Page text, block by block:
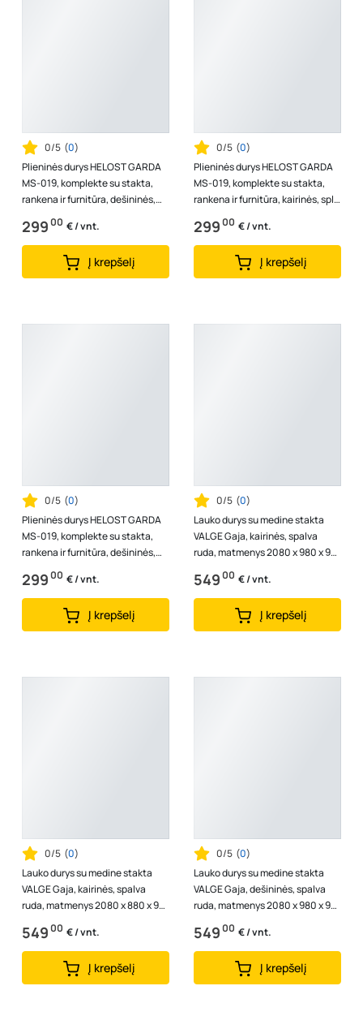
0/5 (0)
Plieninės durys HELOST GARDA
MS-019, komplekte su stakta,
rankena ir furnitūra, dešininės,
spl. pilka antracito/ ąžuolas...
29900 € / vnt.
Į krepšelį
0/5 (0)
Plieninės durys HELOST GARDA
MS-019, komplekte su stakta,
rankena ir furnitūra, kairinės, spl.
pilka antracito/ ąžuolas,...
29900 € / vnt.
Į krepšelį
0/5 (0)
Plieninės durys HELOST GARDA
MS-019, komplekte su stakta,
rankena ir furnitūra, dešininės,
spl. pilka antracito/ ąžuolas...
29900 € / vnt.
Į krepšelį
0/5 (0)
Lauko durys su medine stakta
VALGE Gaja, kairinės, spalva
ruda, matmenys 2080 x 980 x 92
mm, A140270082
54900 € / vnt.
Į krepšelį
0/5 (0)
Lauko durys su medine stakta
VALGE Gaja, kairinės, spalva
ruda, matmenys 2080 x 880 x 92
mm, A140170083
54900 € / vnt.
Į krepšelį
0/5 (0)
Lauko durys su medine stakta
VALGE Gaja, dešininės, spalva
ruda, matmenys 2080 x 980 x 92
mm, A140270081
54900 € / vnt.
Į krepšelį